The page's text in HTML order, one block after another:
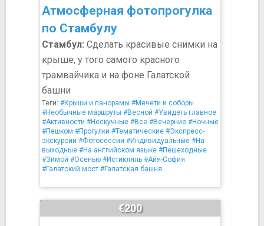
Атмосферная фотопрогулка
по Стамбулу
Стамбул: Сделать красивые снимки на
крыше, у того самого красного
трамвайчика и на фоне Галатской
башни
Теги: #Крыши и панорамы #Мечети и соборы
#Необычные маршруты #Весной #Увидеть главное
#Активности #Нескучные #Все #Вечерние #Ночные
#Пешком #Прогулки #Тематические #Экспресс-
экскурсии #Фотосессии #Индивидуальные #На
выходные #На английском языке #Пешеходные
#Зимой #Осенью #Истикляль #Айя-София
#Галатский мост #Галатская башня
€200